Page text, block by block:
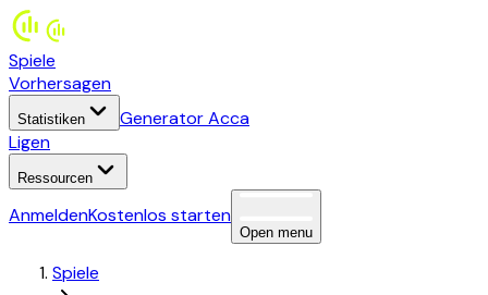
Spiele
Vorhersagen
Statistiken
Generator Acca
Ligen
Ressourcen
AnmeldenKostenlos starten
Open menu
Spiele